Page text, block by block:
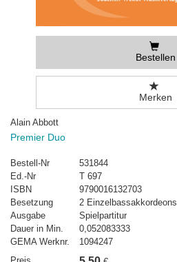
Bestellen
Merken
Alain Abbott
Premier Duo
Bestell-Nr
531844
Ed.-Nr
T 697
ISBN
9790016132703
Besetzung
2 Einzelbassakkordeons
Ausgabe
Spielpartitur
Dauer in Min.
0,052083333
GEMA Werknr.
1094247